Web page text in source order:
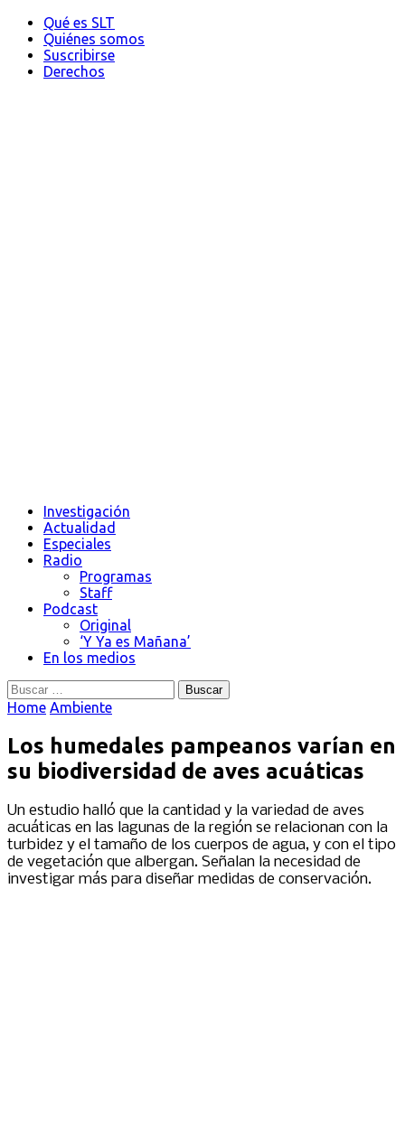
Qué es SLT
Quiénes somos
Suscribirse
Derechos
Investigación
Actualidad
Especiales
Radio
Programas
Staff
Podcast
Original
‘Y Ya es Mañana’
En los medios
Buscar:
Home Ambiente
Los humedales pampeanos varían en
su biodiversidad de aves acuáticas
Un estudio halló que la cantidad y la variedad de aves
acuáticas en las lagunas de la región se relacionan con la
turbidez y el tamaño de los cuerpos de agua, y con el tipo
de vegetación que albergan. Señalan la necesidad de
investigar más para diseñar medidas de conservación.